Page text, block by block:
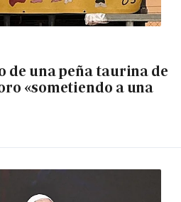
de una peña taurina de
«sometiendo a una